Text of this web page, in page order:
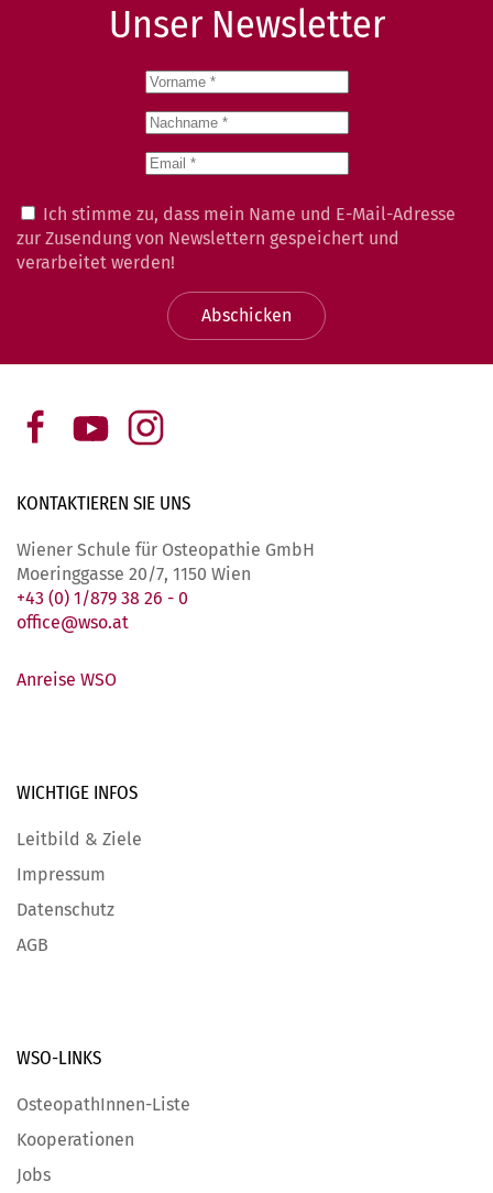
Unser Newsletter
Ich stimme zu, dass mein Name und E-Mail-Adresse
zur Zusendung von Newslettern gespeichert und
verarbeitet werden!
Abschicken
KONTAKTIEREN SIE UNS
Wiener Schule für Osteopathie GmbH
Moeringgasse 20/7, 1150 Wien
+43 (0) 1/879 38 26 - 0
office@wso.at
Anreise WSO
WICHTIGE INFOS
Leitbild & Ziele
Impressum
Datenschutz
AGB
WSO-LINKS
OsteopathInnen-Liste
Kooperationen
Jobs